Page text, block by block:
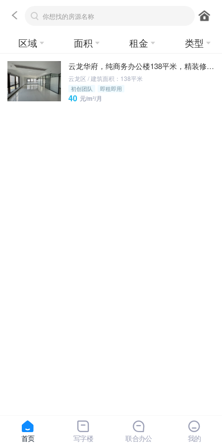
区域 面积 租金 类型
云龙华府，纯商务办公楼138平米，精装修，有两间玻璃隔间
云龙区 / 建筑面积：138平米
初创团队 即租即用
40 元/m²/月
首页 写字楼 联合办公 我的